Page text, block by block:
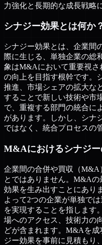
力強化と長期的な成長戦略
シナジー効果とは何か
シナジー効果とは、企業間
際に生じる、単独企業の総
象はM&Aにおいて重要視
の向上を目指す根幹です。
推進、市場シェアの拡大な
することで新しい技術や市
で、重複する部門の統合に
があります。しかし、シナ
ではなく、統合プロセスの
M&Aにおけるシナジ
企業間の合併や買収（M&A
とではありません。M&A
効果を生み出すことにあり
よって2つの企業が単独で
を実現することを指します
場へのアクセス、技術力の
どが含まれます。M&Aを
ジー効果を事前に見積もり